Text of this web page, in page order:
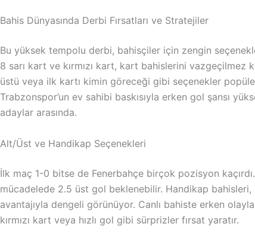
Bahis Dünyasında Derbi Fırsatları ve Stratejiler
Bu yüksek tempolu derbi, bahisçiler için zengin
8 sarı kart ve kırmızı kart, kart bahislerini vazgeçilmez
üstü veya ilk kartı kimin göreceği gibi seçenekler
Trabzonspor’un ev sahibi baskısıyla erken gol şansı
adaylar arasında.
Alt/Üst ve Handikap Seçenekleri
İlk maç 1-0 bitse de Fenerbahçe birçok pozisyon
mücadelede 2.5 üst gol beklenebilir. Handikap bahisleri,
avantajıyla dengeli görünüyor. Canlı bahiste erken
kırmızı kart veya hızlı gol gibi sürprizler fırsat yaratır.